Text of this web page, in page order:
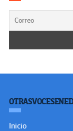
Inicio